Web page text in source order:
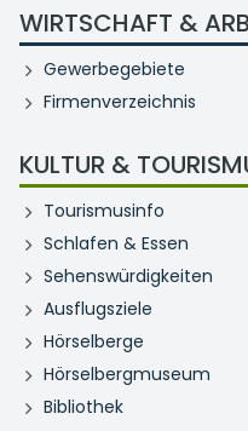
WIRTSCHAFT &
Gewerbegebiete
Firmenverzeichnis
KULTUR &
Tourismusinfo
Schlafen & Essen
Sehenswürdigkeiten
Ausflugsziele
Hörselberge
Hörselbergmuseum
Bibliothek